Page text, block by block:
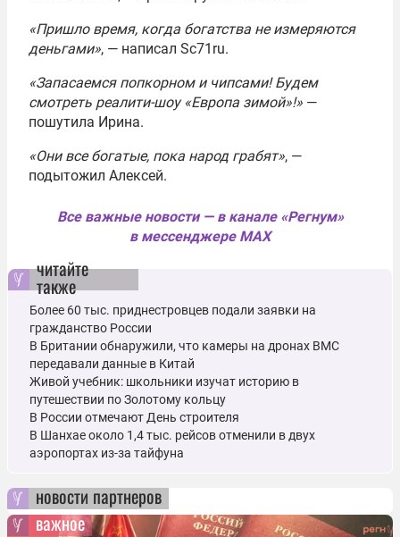
«Пришло время, когда богатства не измеряются
деньгами», — написал Sc71ru.
«Запасаемся попкорном и чипсами! Будем
смотреть реалити-шоу «Европа зимой»!» —
пошутила Ирина.
«Они все богатые, пока народ грабят», —
подытожил Алексей.
Все важные новости — в канале «Регнум»
в мессенджере MAX
читайте
также
Более 60 тыс. приднестровцев подали заявки на
гражданство России
В Британии обнаружили, что камеры на дронах ВМС
передавали данные в Китай
Живой учебник: школьники изучат историю в
путешествии по Золотому кольцу
В России отмечают День строителя
В Шанхае около 1,4 тыс. рейсов отменили в двух
аэропортах из-за тайфуна
новости партнеров
важное